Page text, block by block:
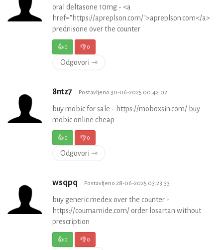
oral deltasone 10mg - <a
href="https://apreplson.com/">apreplson.com</a>
prednisone over the counter
👍0 👎0
Odgovori ⇾
8ntz7 Postavljeno 30-06-2025 00:42:02
buy mobic for sale - https://moboxsin.com/ buy
mobic online cheap
👍0 👎0
Odgovori ⇾
wsqpq Postavljeno 28-06-2025 03:23:33
buy generic medex over the counter -
https://coumamide.com/ order losartan without
prescription
👍0 👎0